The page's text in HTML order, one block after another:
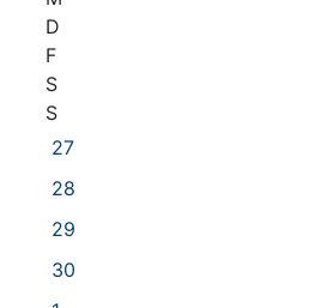
D
F
S
S
27
28
29
30